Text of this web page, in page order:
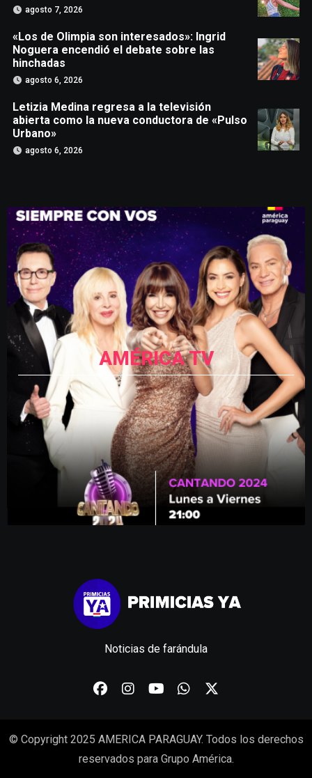
agosto 7, 2026
«Los de Olimpia son interesados»: Ingrid
Noguera encendió el debate sobre las
hinchadas
agosto 6, 2026
Letizia Medina regresa a la televisión
abierta como la nueva conductora de «Pulso
Urbano»
agosto 6, 2026
AMÉRICA TV
Noticias de farándula
© Copyright 2025 AMERICA PARAGUAY. Todos los derechos
reservados para Grupo América.